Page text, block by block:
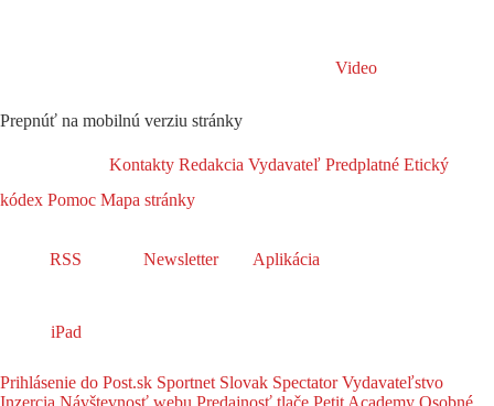
Video
Prepnúť na mobilnú verziu stránky
Kontakty Redakcia Vydavateľ Predplatné Etický
kódex Pomoc Mapa stránky
RSS Newsletter Aplikácia
iPad
Prihlásenie do Post.sk Sportnet Slovak SpectatorVydavateľstvo
Inzercia Návštevnosť webu Predajnosť tlače Petit Academy Osobné